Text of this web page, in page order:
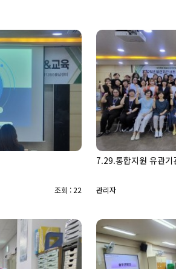
조회 : 22
7.29.통합지원 유관기
관리자